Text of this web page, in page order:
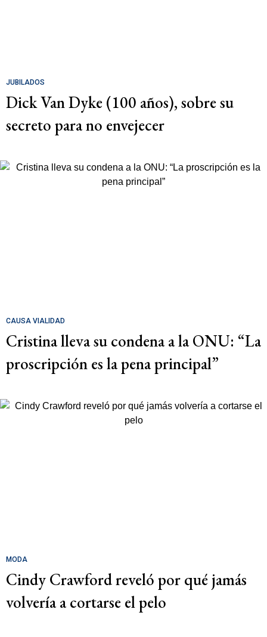
JUBILADOS
Dick Van Dyke (100 años), sobre su
secreto para no envejecer
CAUSA VIALIDAD
Cristina lleva su condena a la ONU: “La
proscripción es la pena principal”
MODA
Cindy Crawford reveló por qué jamás
volvería a cortarse el pelo